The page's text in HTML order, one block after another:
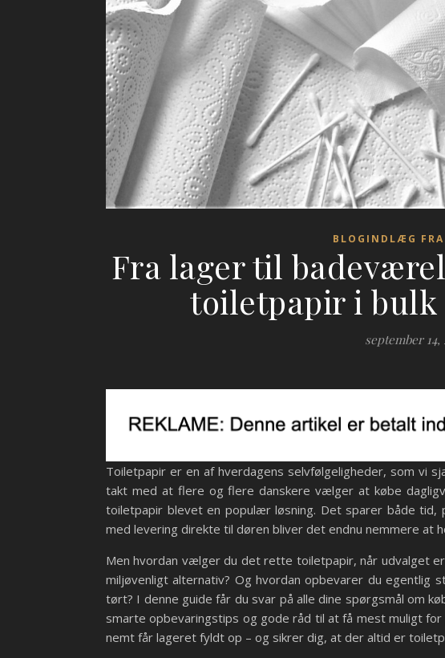
BLOGINDLÆG
Fra lager til
toiletpapir i bulk
september 14,
Toiletpapir er en af hverdagens selvfølgeligheder, som
takt med at flere og flere danskere vælger at købe
toiletpapir blevet en populær løsning. Det sparer både tid,
med levering direkte til døren bliver det endnu nemmere at
Men hvordan vælger du det rette toiletpapir, når udvalget
miljøvenligt alternativ? Og hvordan opbevarer du
tørt? I denne guide får du svar på alle dine spørgsmål om
smarte opbevaringstips og gode råd til at få mest muligt
nemt får lageret fyldt op – og sikrer dig, at der altid er